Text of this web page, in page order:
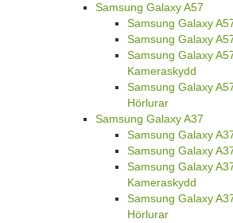
Samsung Galaxy A57
Samsung Galaxy
Samsung Galaxy
Samsung Galaxy
Kameraskydd
Samsung Galaxy
Hörlurar
Samsung Galaxy A37
Samsung Galaxy
Samsung Galaxy
Samsung Galaxy
Kameraskydd
Samsung Galaxy
Hörlurar